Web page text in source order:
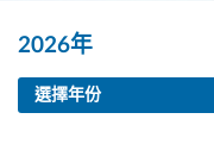
2026年
選擇年份